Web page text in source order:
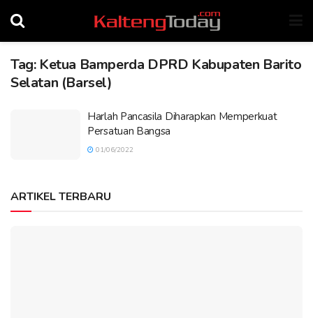
Tag: Ketua Bamperda DPRD Kabupaten Barito
Selatan (Barsel)
Harlah Pancasila Diharapkan Memperkuat
Persatuan Bangsa
01/06/2022
ARTIKEL TERBARU